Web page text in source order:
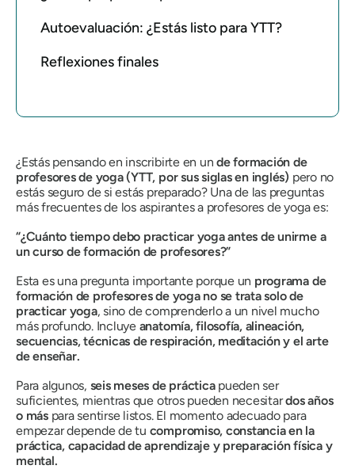
Autoevaluación: ¿Estás listo para YTT?
Reflexiones finales
¿Estás pensando en inscribirte en unde formación de
profesores de yoga (YTT, por sus siglas en inglés) pero no
estás seguro de si estás preparado? Una de las preguntas
más frecuentes de los aspirantes a profesores de yoga es:
“¿Cuánto tiempo debo practicar yoga antes de unirme a
un curso de formación de profesores?”
Esta es una pregunta importante porque un programa de
formación de profesores de yoga no se trata solo de
practicar yoga, sino de comprenderlo a un nivel mucho
más profundo. Incluye anatomía, filosofía, alineación,
secuencias, técnicas de respiración, meditación y el arte
de enseñar.
Para algunos, seis meses de prácticapueden ser
suficientes, mientras que otros pueden necesitardos años
o máspara sentirse listos. El momento adecuado para
empezar depende de tu compromiso, constancia en la
práctica, capacidad de aprendizaje y preparación física y
mental.